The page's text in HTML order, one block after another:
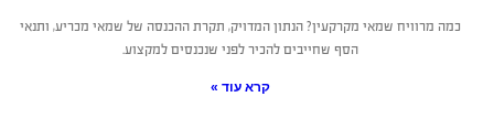
כמה מרוויח שמאי מקרקעין? הנתון המדויק, תקרת ההכנסה של שמאי מכריע, ותנאי
הסף שחייבים להכיר לפני שנכנסים למקצוע.
קרא עוד »